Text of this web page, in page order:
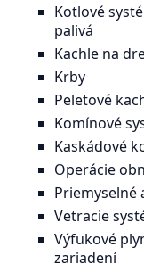
Kotlové
palivá
Kachle na
Krby
Peletové
Komínové
Kaskádové
Operácie
Priemyselné
Vetracie
Výfukové
zariadení